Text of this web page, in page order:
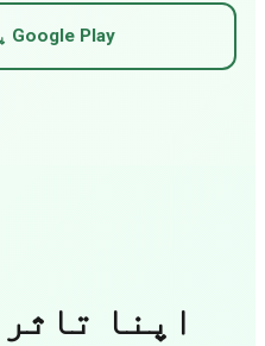
Google Play پر مزید جائزے پڑھیں
اپنا تاثر